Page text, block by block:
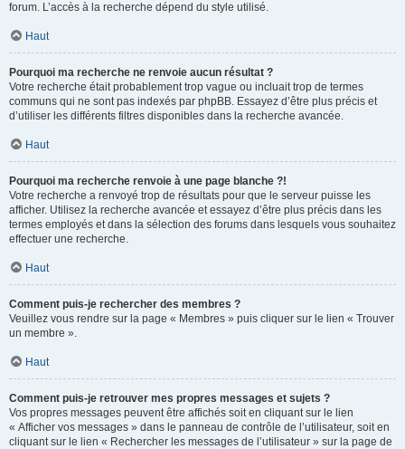
forum. L’accès à la recherche dépend du style utilisé.
Haut
Pourquoi ma recherche ne renvoie aucun résultat ?
Votre recherche était probablement trop vague ou incluait trop de termes
communs qui ne sont pas indexés par phpBB. Essayez d’être plus précis et
d’utiliser les différents filtres disponibles dans la recherche avancée.
Haut
Pourquoi ma recherche renvoie à une page blanche ?!
Votre recherche a renvoyé trop de résultats pour que le serveur puisse les
afficher. Utilisez la recherche avancée et essayez d’être plus précis dans les
termes employés et dans la sélection des forums dans lesquels vous souhaitez
effectuer une recherche.
Haut
Comment puis-je rechercher des membres ?
Veuillez vous rendre sur la page « Membres » puis cliquer sur le lien « Trouver
un membre ».
Haut
Comment puis-je retrouver mes propres messages et sujets ?
Vos propres messages peuvent être affichés soit en cliquant sur le lien
« Afficher vos messages » dans le panneau de contrôle de l’utilisateur, soit en
cliquant sur le lien « Rechercher les messages de l’utilisateur » sur la page de